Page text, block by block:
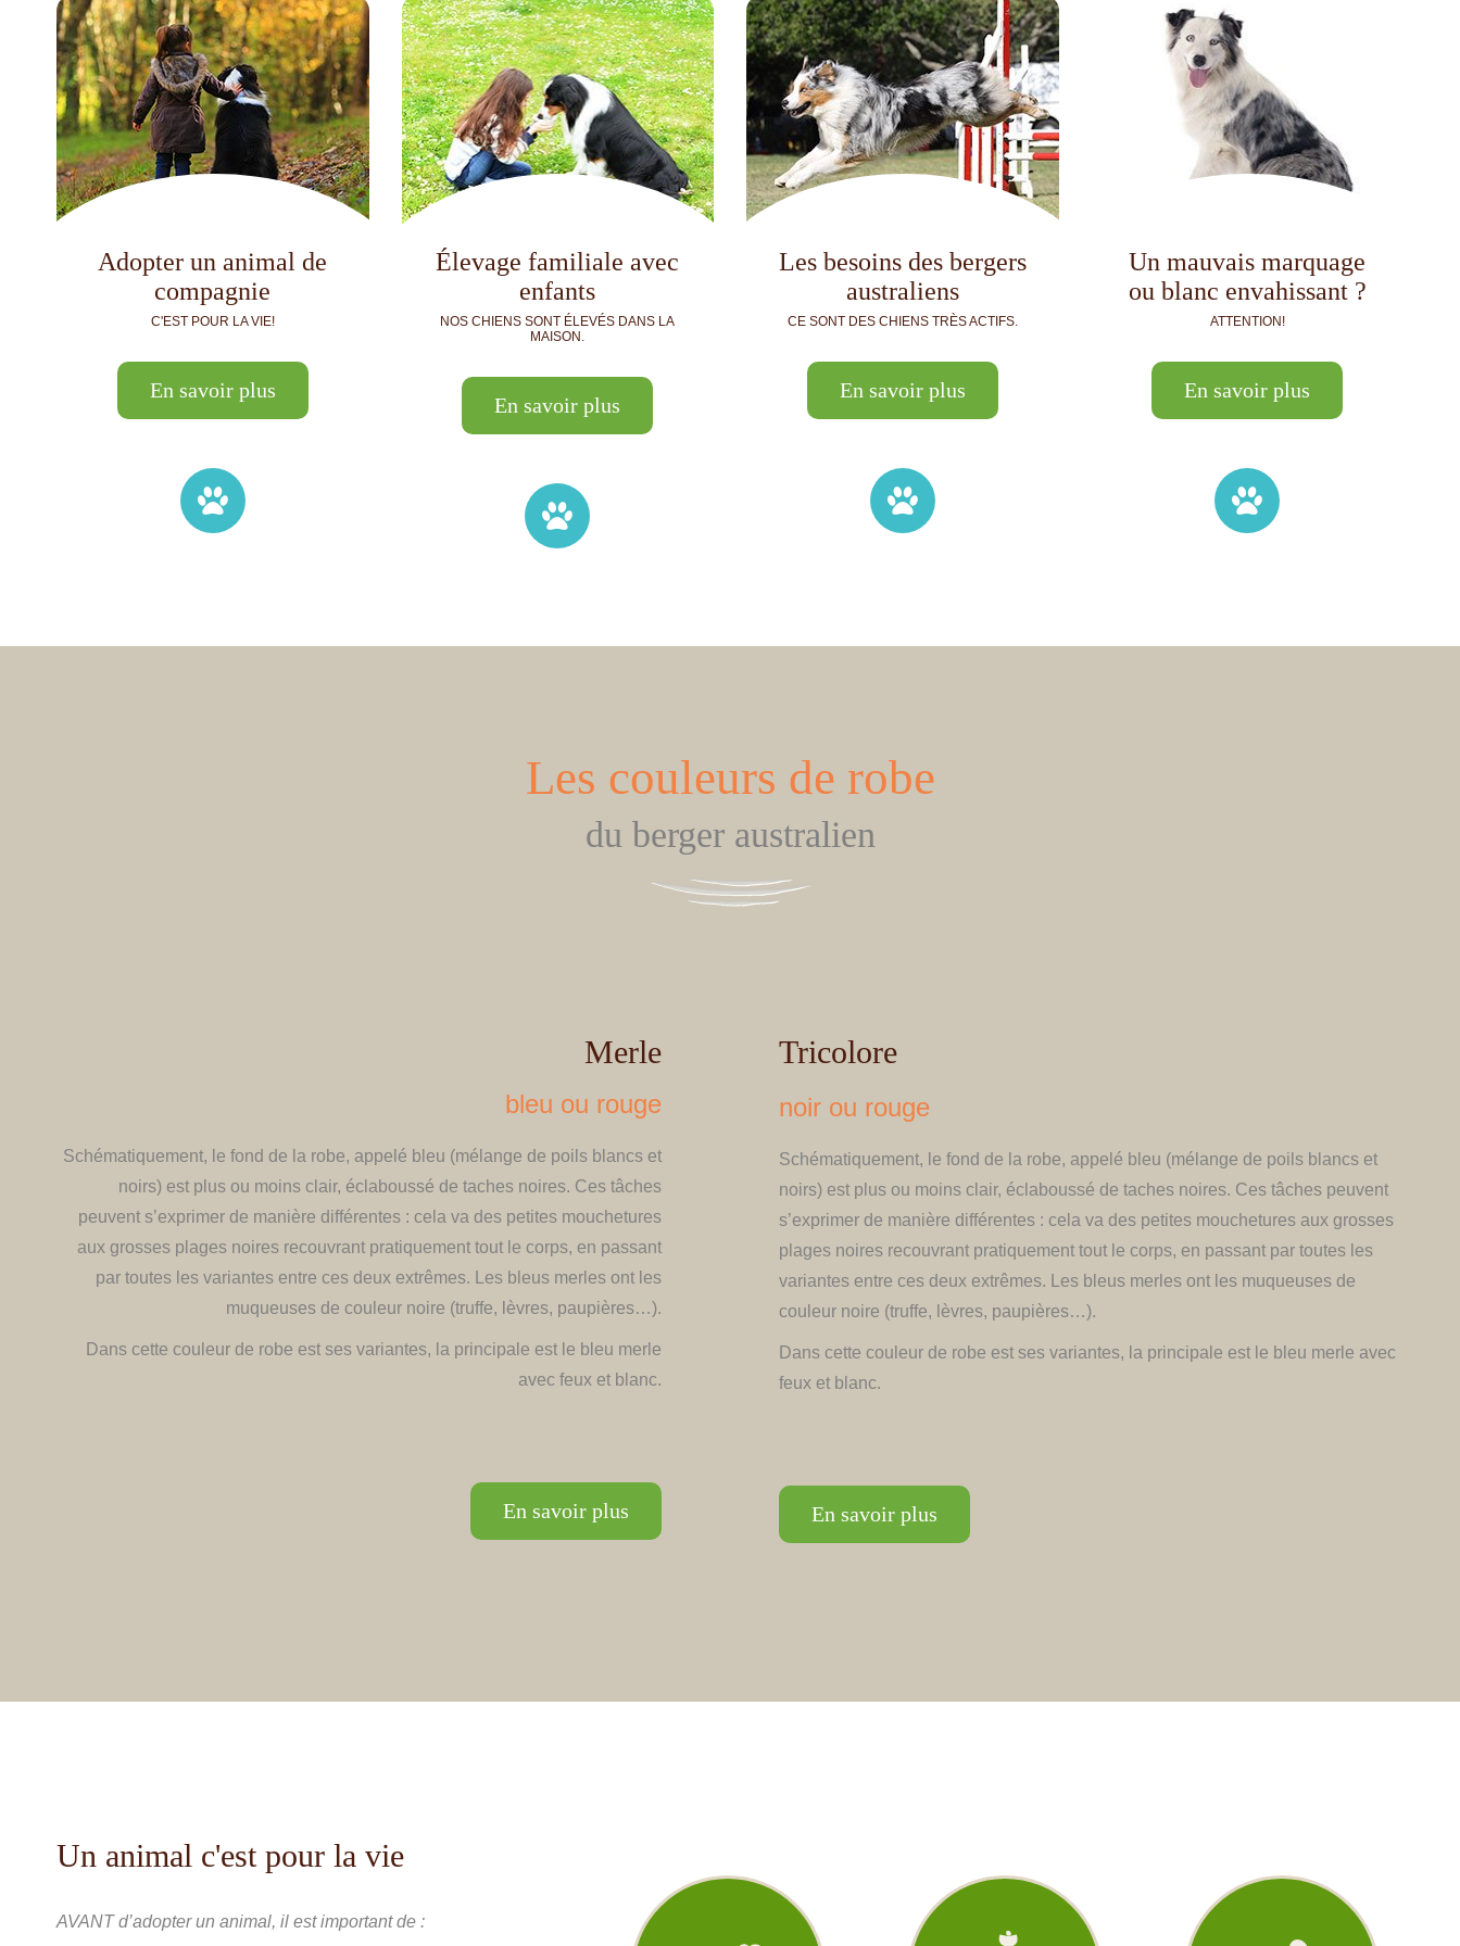
Adopter un animal de
compagnie
C'EST POUR LA VIE!
En savoir plus
Élevage familiale avec
enfants
NOS CHIENS SONT ÉLEVÉS DANS LA
MAISON.
En savoir plus
Les besoins des bergers
australiens
CE SONT DES CHIENS TRÈS ACTIFS.
En savoir plus
Un mauvais marquage
ou blanc envahissant ?
ATTENTION!
En savoir plus
Les couleurs de robe
du berger australien
Merle
bleu ou rouge
​Schématiquement, le fond de la robe, appelé bleu (mélange de poils blancs et
noirs) est plus ou moins clair, éclaboussé de taches noires. Ces tâches
peuvent s’exprimer de manière différentes : cela va des petites mouchetures
aux grosses plages noires recouvrant pratiquement tout le corps, en passant
par toutes les variantes entre ces deux extrêmes. Les bleus merles ont les
muqueuses de couleur noire (truffe, lèvres, paupières…).
Dans cette couleur de robe est ses variantes, la principale est le bleu merle
avec feux et blanc.
En savoir plus
Tricolore
noir ou rouge
​Schématiquement, le fond de la robe, appelé bleu (mélange de poils blancs et
noirs) est plus ou moins clair, éclaboussé de taches noires. Ces tâches peuvent
s’exprimer de manière différentes : cela va des petites mouchetures aux grosses
plages noires recouvrant pratiquement tout le corps, en passant par toutes les
variantes entre ces deux extrêmes. Les bleus merles ont les muqueuses de
couleur noire (truffe, lèvres, paupières…).
Dans cette couleur de robe est ses variantes, la principale est le bleu merle avec
feux et blanc.
En savoir plus
Un animal c'est pour la vie
AVANT d’adopter un animal, il est important de :